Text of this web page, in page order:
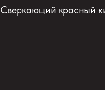
Сверкающий красный